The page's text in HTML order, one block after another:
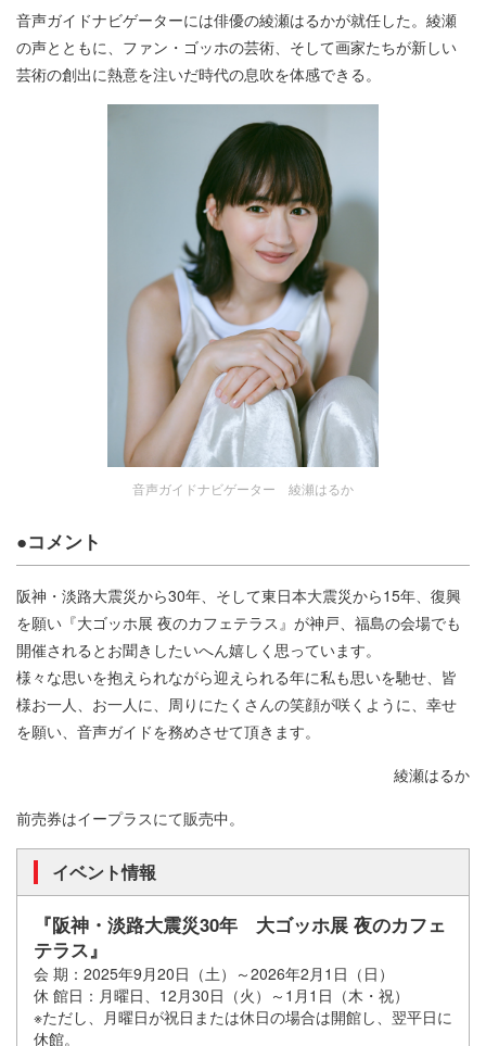
音声ガイドナビゲーターには俳優の綾瀬はるかが就任した。綾瀬
の声とともに、ファン・ゴッホの芸術、そして画家たちが新しい
芸術の創出に熱意を注いだ時代の息吹を体感できる。
音声ガイドナビゲーター 綾瀬はるか
●コメント
阪神・淡路大震災から30年、そして東日本大震災から15年、復興
を願い『大ゴッホ展 夜のカフェテラス』が神戸、福島の会場でも
開催されるとお聞きしたいへん嬉しく思っています。
様々な思いを抱えられながら迎えられる年に私も思いを馳せ、皆
様お一人、お一人に、周りにたくさんの笑顔が咲くように、幸せ
を願い、音声ガイドを務めさせて頂きます。
綾瀬はるか
前売券はイープラスにて販売中。
イベント情報
『阪神・淡路大震災30年 大ゴッホ展 夜のカフェ
テラス』
会 期：2025年9月20日（土）～2026年2月1日（日）
休 館日：月曜日、12月30日（火）～1月1日（木・祝）
※ただし、月曜日が祝日または休日の場合は開館し、翌平日に
休館。